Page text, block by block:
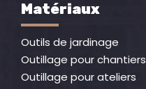
Matériaux
Outils de jardinage
Outillage pour chantiers
Outillage pour ateliers